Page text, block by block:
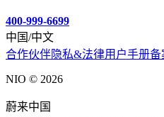
400-999-6699
中国/中文
合作伙伴隐私&法律用户手册备
NIO © 2026
蔚来中国